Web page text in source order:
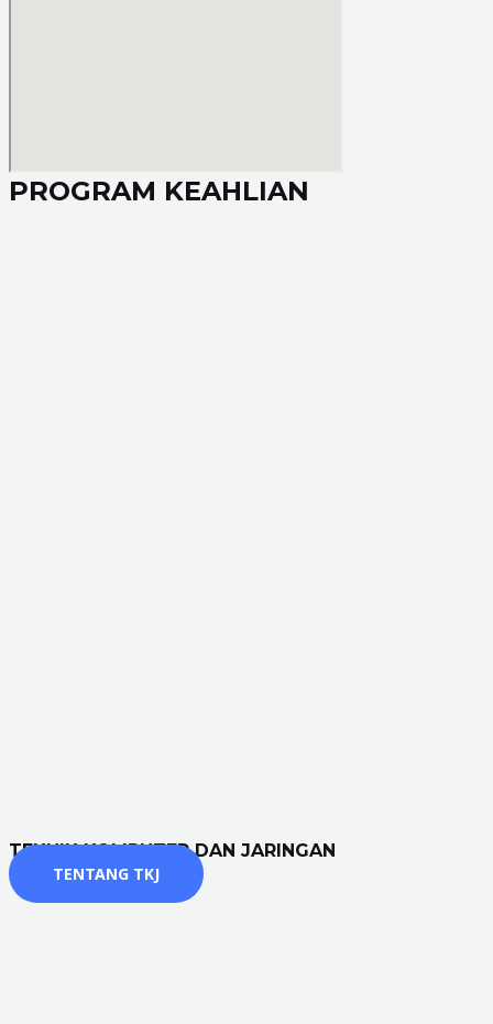
PROGRAM KEAHLIAN
TEKNIK KOMPUTER DAN JARINGAN
TENTANG TKJ